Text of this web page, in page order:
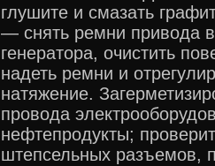
глушите и смазать
— снять ремни привода
генератора, очистить
надеть ремни и
натяжение.
провода
нефтепродукты;
штепсельных разъемов,